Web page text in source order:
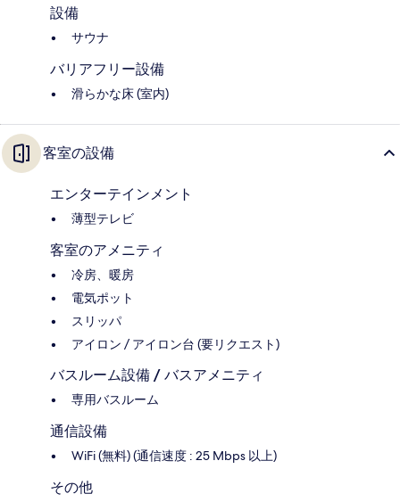
設備
サウナ
バリアフリー設備
滑らかな床 (室内)
客室の設備
エンターテインメント
薄型テレビ
客室のアメニティ
冷房、暖房
電気ポット
スリッパ
アイロン / アイロン台 (要リクエスト)
バスルーム設備 / バスアメニティ
専用バスルーム
通信設備
WiFi (無料) (通信速度 : 25 Mbps 以上)
その他